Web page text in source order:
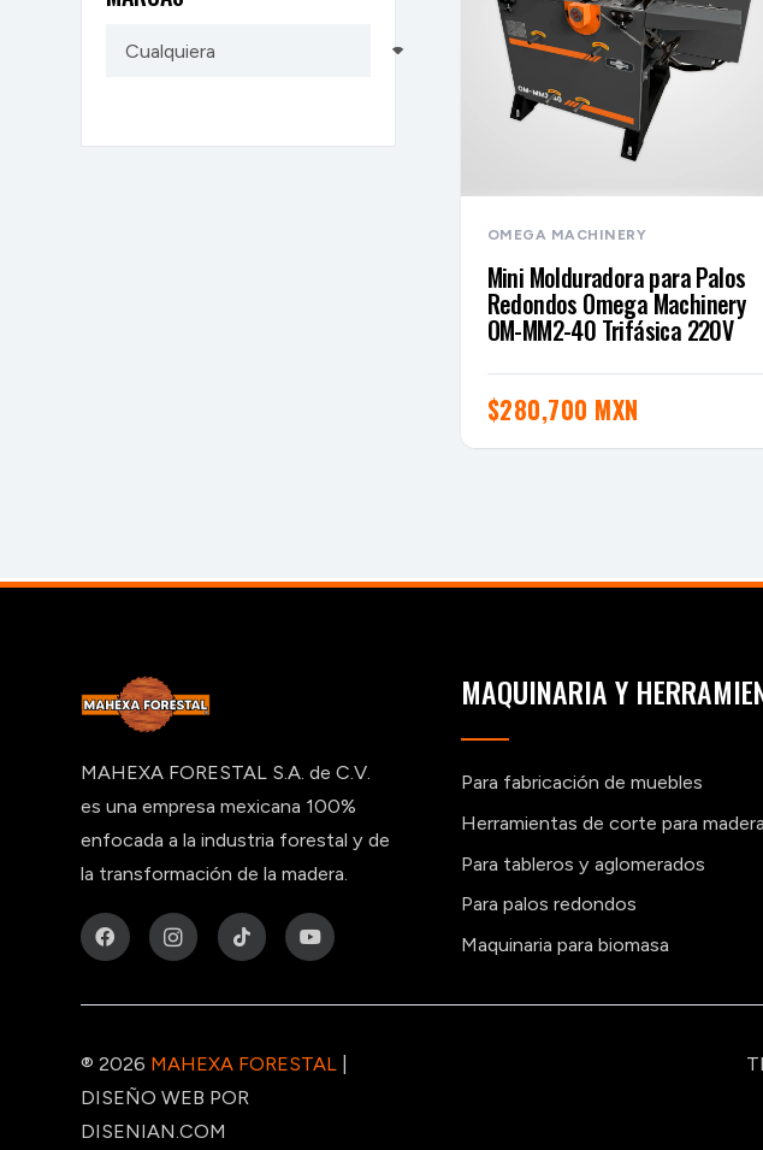
OMEGA MACHINERY
Mini Molduradora para Palos
Redondos Omega Machinery
OM-MM2-40 Trifásica 220V
$280,700 MXN
MAHEXA FORESTAL S.A. de C.V.
es una empresa mexicana 100%
enfocada a la industria forestal y de
la transformación de la madera.
MAQUINARIA Y
Para fabricación de muebles
Herramientas de corte para madera
Para tableros y aglomerados
Para palos redondos
Maquinaria para biomasa
® 2026 MAHEXA FORESTAL
DISEÑO WEB POR
DISENIAN.COM